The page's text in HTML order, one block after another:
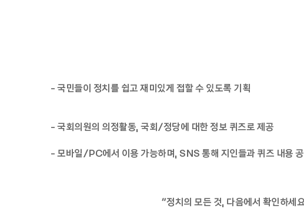
- 국민들이 정치를 쉽고 재미있게 접할 수 있도록 기획
- 국회의원의 의정활동, 국회/정당에 대한 정보 퀴즈로 제공
- 모바일/PC에서 이용 가능하며, SNS 통해 지인들과 퀴즈 내용
“정치의 모든 것, 다음에서 확인하세